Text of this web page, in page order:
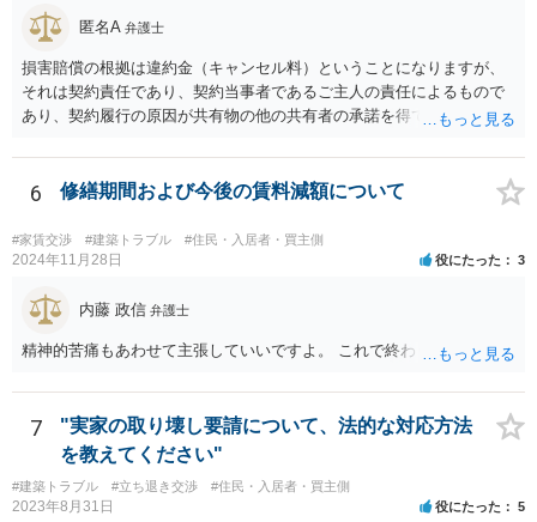
にとって不利な事実が隠されているという推認を働かせることに繋が
るリスクがあります（もちろん、争点と全く無関係な部分をマスキン
グ等することはありますが、それは手続戦略とは別の問題です）。 裁
判所は公平な第三者であり、調停委員会に与える心証も考慮する必要
があります。手続を有利に進めたいのであれば、証拠の出し方より
回提出を予定している資料がどのようなものであるのか、争点とどの
て具体的なに採るべき手段は変わってくるため、上記はあくまで個別
事情を踏まえない一般論としてご理解いただき、本件でどのように対
ます。
匿名A 弁護士
損害賠償の根拠は違約金（キャンセル料）ということになりますが、
それは契約責任であり、契約当事者であるご主人の責任によるもので
あり、契約履行の原因が共有物の他の共有者の承諾を得ていなかった
るべきものであり、奥さんが負担すべき債務ではありません。つまり
奥さんにメンテナンス工事契約を承諾しなければならない義務はあり
ません。 それでも請求をされましたら、個別の法律相談をされること
をお薦めします。
6 修繕期間および今後の賃料減額について
#家賃交渉 #建築トラブル #住民・入居者・買主側
2024年11月28日 役にたった 3
内藤 政信 弁護士
精神的苦痛もあわせて主張していいですよ。 これで終わります。
7
"実家の取り壊し要請について、法的な対応方法
を教えてください"
#建築トラブル #立ち退き交渉 #住民・入居者・買主側
2023年8月31日 役にたった 5